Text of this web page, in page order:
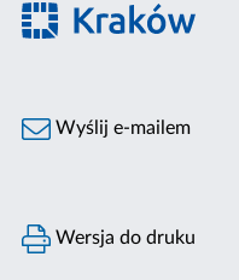
Wyślij e-mailem
Wersja do druku